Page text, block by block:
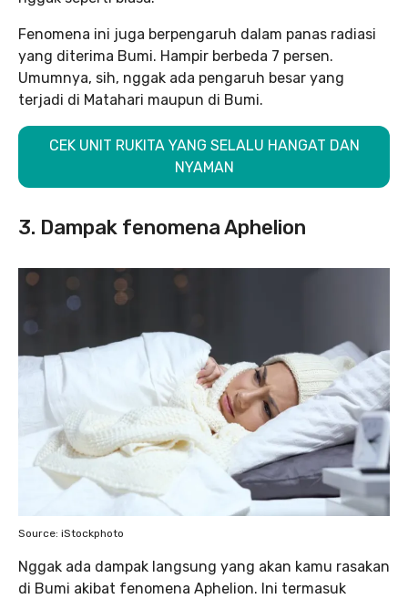
Fenomena ini juga berpengaruh dalam panas radiasi
yang diterima Bumi. Hampir berbeda 7 persen.
Umumnya, sih, nggak ada pengaruh besar yang
terjadi di Matahari maupun di Bumi.
CEK UNIT RUKITA YANG SELALU HANGAT DAN
NYAMAN
3. Dampak fenomena Aphelion
Source: iStockphoto
Nggak ada dampak langsung yang akan kamu rasakan
di Bumi akibat fenomena Aphelion. Ini termasuk